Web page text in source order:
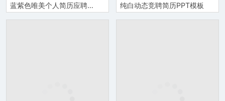
蓝紫色唯美个人简历应聘通用PPT模板 纯白动态竞聘简历PPT模板